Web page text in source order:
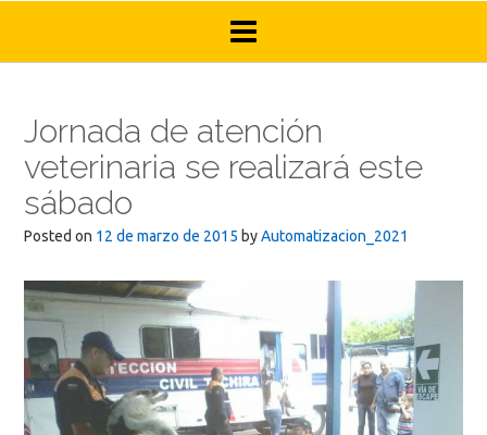
Jornada de atención
veterinaria se realizará este
sábado
Posted on 12 de marzo de 2015 byAutomatizacion_2021